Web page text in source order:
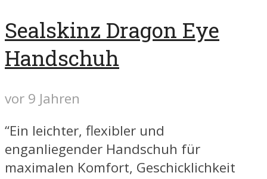
Sealskinz Dragon Eye
Handschuh
vor 9 Jahren
“Ein leichter, flexibler und
enganliegender Handschuh für
maximalen Komfort, Geschicklichkeit